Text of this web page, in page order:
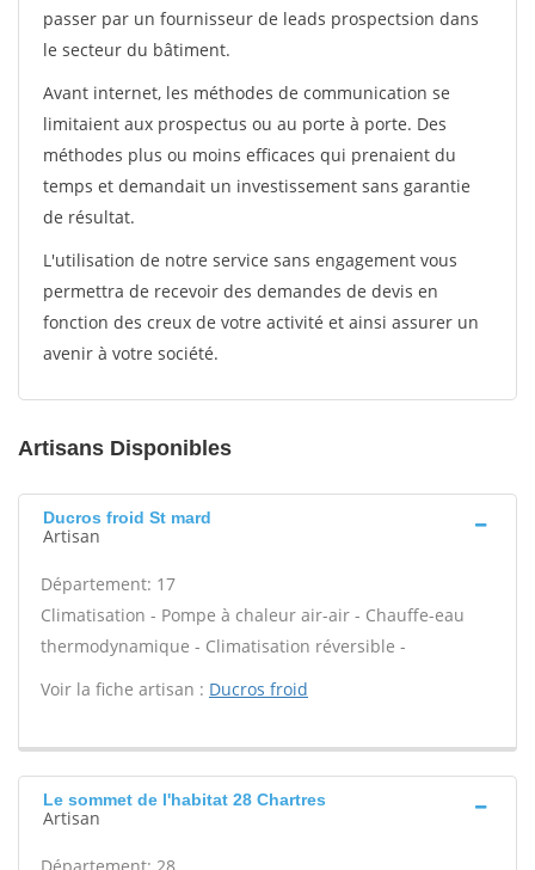
passer par un fournisseur de leads prospectsion dans
le secteur du bâtiment.
Avant internet, les méthodes de communication se
limitaient aux prospectus ou au porte à porte. Des
méthodes plus ou moins efficaces qui prenaient du
temps et demandait un investissement sans garantie
de résultat.
L'utilisation de notre service sans engagement vous
permettra de recevoir des demandes de devis en
fonction des creux de votre activité et ainsi assurer un
avenir à votre société.
Artisans Disponibles
Ducros froid St mard
Artisan
Département: 17
Climatisation - Pompe à chaleur air-air - Chauffe-eau
thermodynamique - Climatisation réversible -
Voir la fiche artisan : Ducros froid
Le sommet de l'habitat 28 Chartres
Artisan